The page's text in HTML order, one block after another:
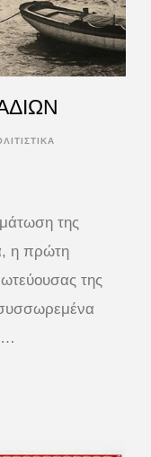
της
η πρώτη
της
…